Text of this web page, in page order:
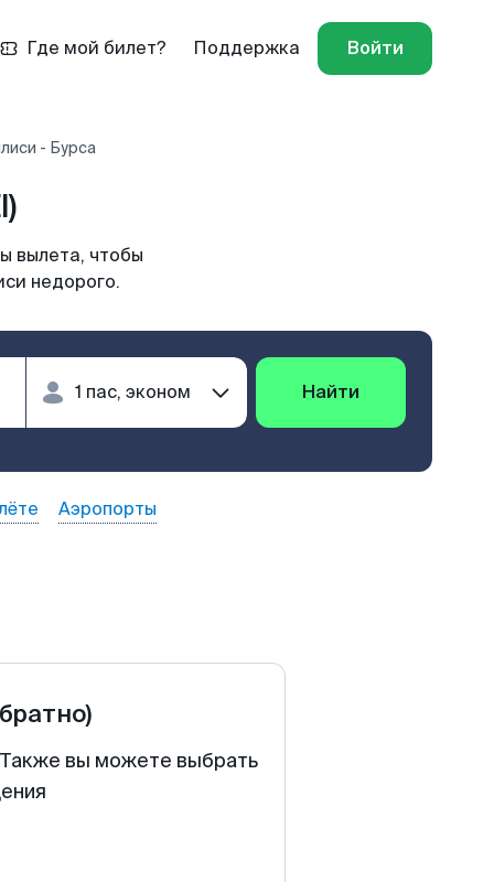
Где мой билет? Поддержка Войти
- Бурса
вылета, чтобы
недорого.
Найти
Аэропорты
вы можете выбрать